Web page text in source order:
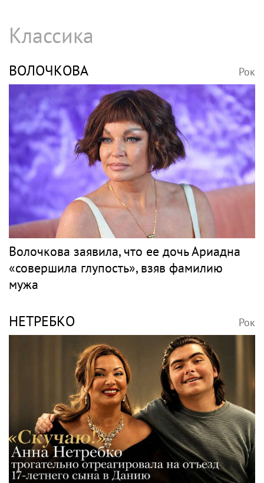
Классика
ВОЛОЧКОВА Рок
Волочкова заявила, что ее дочь Ариадна
«совершила глупость», взяв фамилию
мужа
НЕТРЕБКО Рок